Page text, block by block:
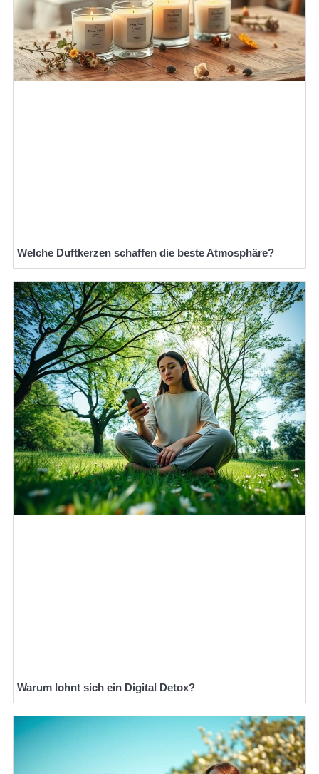
Welche Duftkerzen schaffen die beste Atmosphäre?
Warum lohnt sich ein Digital Detox?